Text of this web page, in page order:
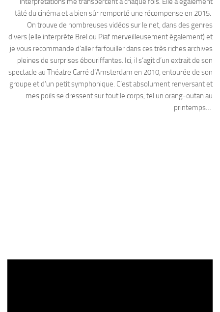
tâté du cinéma et a bien sûr remporté une récompense en 2015.
On trouve de nombreuses vidéos sur le net, dans des genres
divers (elle interprète Brel ou Piaf merveilleusement également) et
je vous recommande d’aller farfouiller dans ces très riches archives
pleines de surprises ébouriffantes. Ici, il s’agit d’un extrait de son
spectacle au Théatre Carré d’Amsterdam en 2010, entourée de son
groupe et d’un petit symphonique. C’est absolument renversant et
mes poils se dressent sur tout le corps, tel un orang-outan au
printemps…